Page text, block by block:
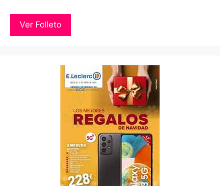
Ver Folleto